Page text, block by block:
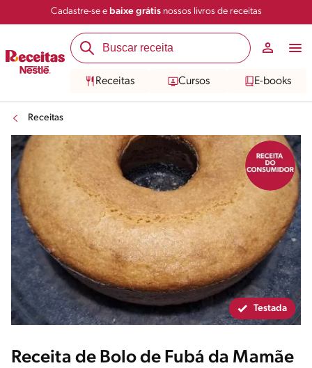
Cadastre-se e baixe grátisnossos livros de receitas
Receitas Cursos E-books
Receitas
Salvar Compartilhar
Testada
Receita de Bolo de Fubá da Mamãe